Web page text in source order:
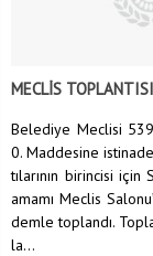
MECLİS
Belediye Meclisi
0. Maddesine
tılarının birincisi
amamı Meclis
demle toplandı.
la...